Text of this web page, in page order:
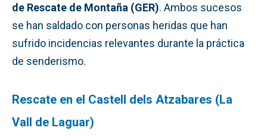
de Rescate de Montaña (GER). Ambos sucesos
se han saldado con personas heridas que han
sufrido incidencias relevantes durante la práctica
de senderismo.
Rescate en el Castell dels Atzabares (La
Vall de Laguar)